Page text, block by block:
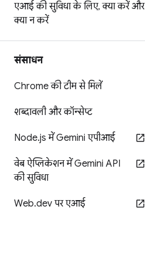
एआई की सुविधा के लिए,क्या करें और
क्या न करें
संसाधन
Chrome की टीम से मिलें
शब्दावली और कॉन्सेप्ट
Node.js में Gemini एपीआई
वेब ऐप्लिकेशन में Gemini API
की सुविधा
Web.dev पर एआई